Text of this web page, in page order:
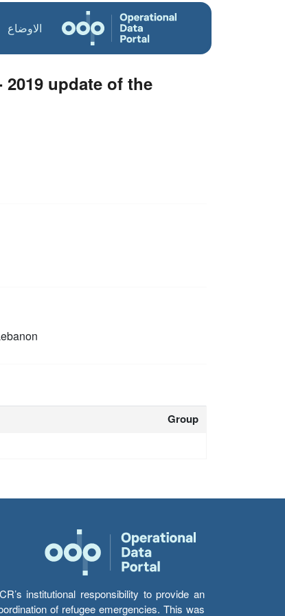
الاوضاع
update of the
Group
institutional responsibility to provide an
of refugee emergencies. This was